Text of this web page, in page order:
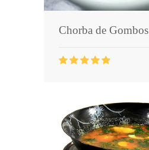
Chorba de Gombos